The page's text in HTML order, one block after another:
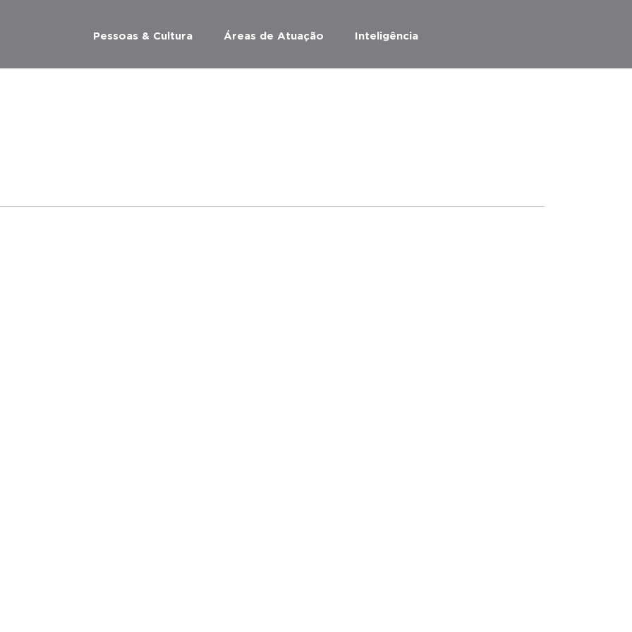
Pessoas & Cultura Áreas de Atuação Inteligência